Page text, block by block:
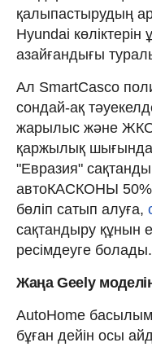
қалыпастырудың
Hyundai
азайғандығы
Ал SmartCasco
сондай-ақ
жарылыс және
қаржылық
"Евразия"
автоКАСКОНЫ 50%
бөліп сатып алуға,
сақтандыру құнын
ресімдеуге болады.
Жаңа Geely
AutoHome
бұған дейін осы